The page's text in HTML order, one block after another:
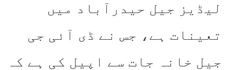
لیڈیز جیل حیدرآباد میں
تعینات ہے، جس نے ڈی آئی جی
جیل خانہ جات سے اپیل کی ہے کہ